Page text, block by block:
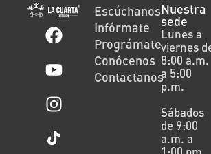
Escúchanos
Infórmate
Prográmate
Conócenos
Contactanos
Nuestra
sede
Lunes a
viernes
8:00 a.m.
a 5:00
p.m.
Sábados
de 9:00
a.m. a